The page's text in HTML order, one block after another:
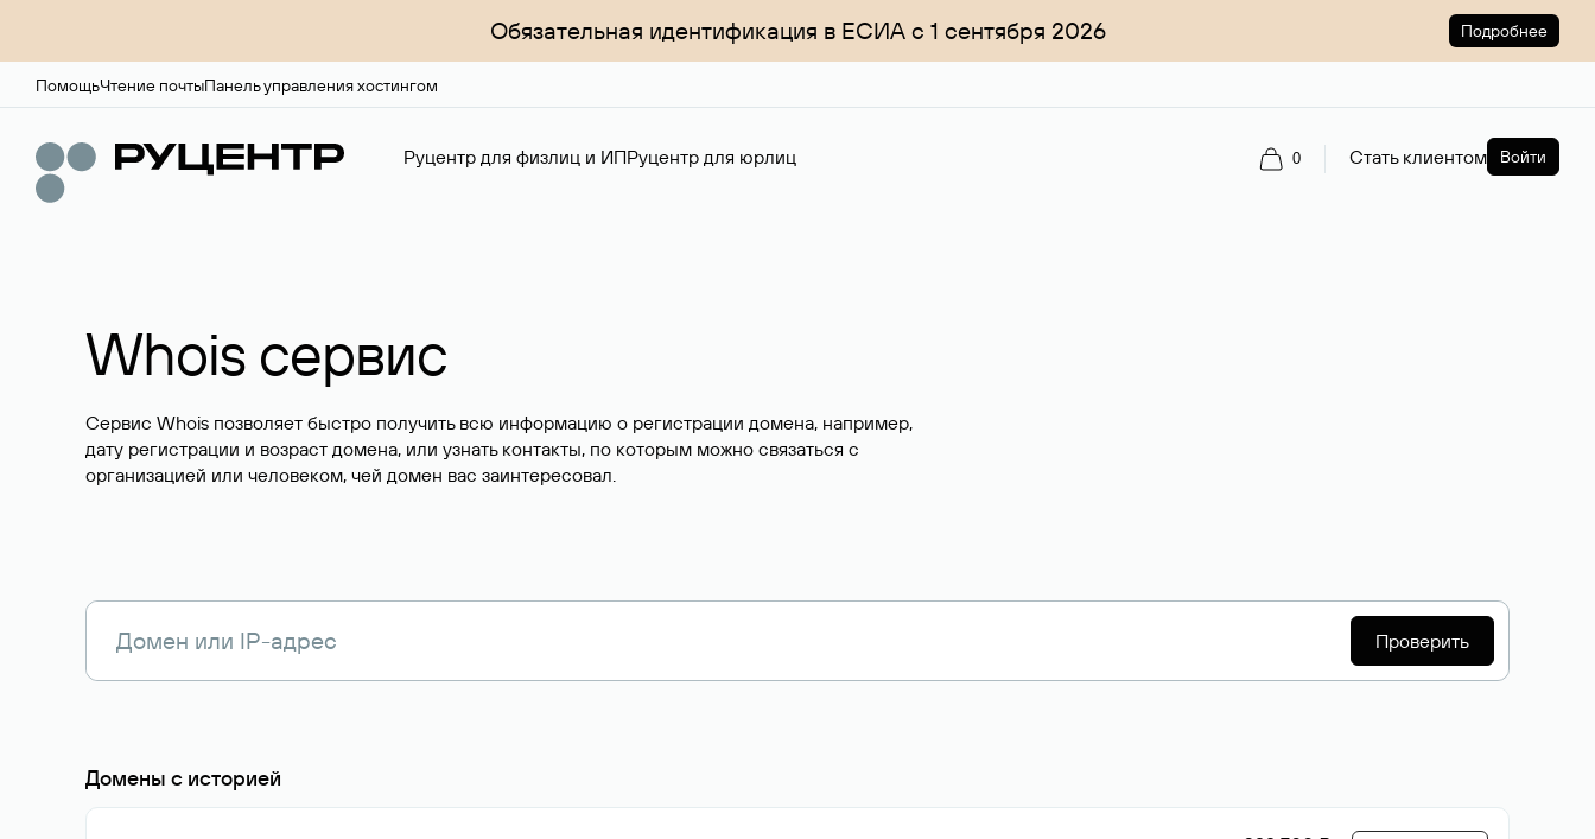
Обязательная идентификация в ЕСИА с 1 сентября 2026 Подробнее
ПомощьЧтение почтыПанель управления хостингом
Руцентр для физлиц и ИПРуцентр для юрлиц 0 Стать клиентом Войти
Whois сервис
Сервис Whois позволяет быстро получить всю информацию о регистрации домена, например,
дату регистрации и возраст домена, или узнать контакты, по которым можно связаться с
организацией или человеком, чей домен вас заинтересовал.
Проверить
Домены с историей